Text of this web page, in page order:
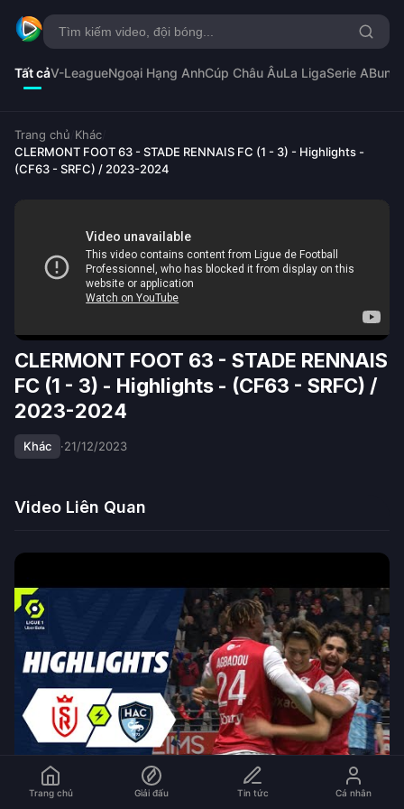
Tất cảV-LeagueNgoại Hạng AnhCúp Châu ÂuLa LigaSerie A
Trang chủ Khác
CLERMONT FOOT 63 - STADE RENNAIS FC (1 - 3) - Highlights -
(CF63 - SRFC) / 2023-2024
CLERMONT FOOT 63 - STADE RENNAIS
FC (1 - 3) - Highlights - (CF63 - SRFC) /
2023-2024
Khác ·21/12/2023
Video Liên Quan
Trang chủ Giải đấu Tin tức Cá nhân